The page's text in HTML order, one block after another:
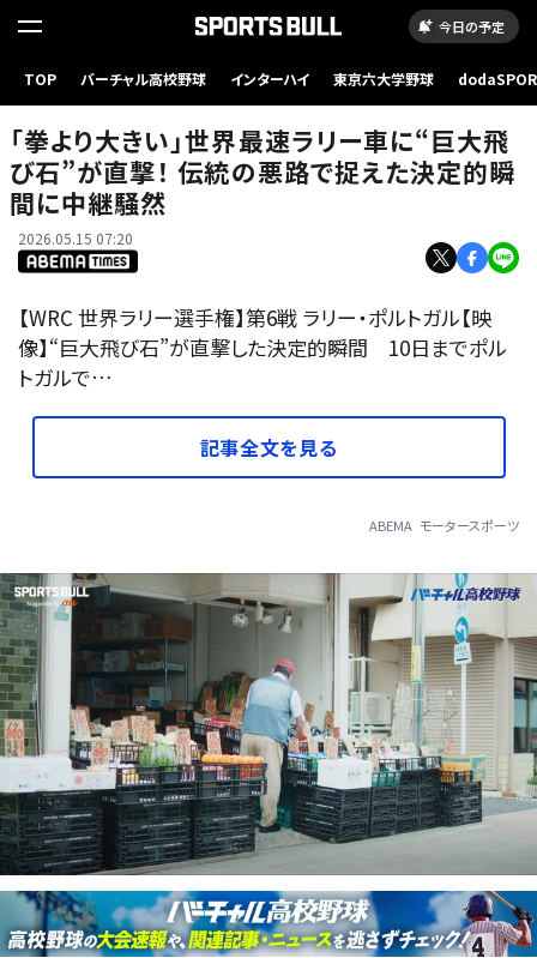
今日の予定
TOP バーチャル高校野球 インターハイ 東京六大学野球
「拳より大きい」世界最速ラリー車に“巨大飛
び石”が直撃！ 伝統の悪路で捉えた決定的瞬
間に中継騒然
2026.05.15 07:20
【WRC 世界ラリー選手権】第6戦 ラリー・ポルトガル【映
像】“巨大飛び石”が直撃した決定的瞬間 10日までポル
トガルで…
記事全文を見る
ABEMA モータースポーツ